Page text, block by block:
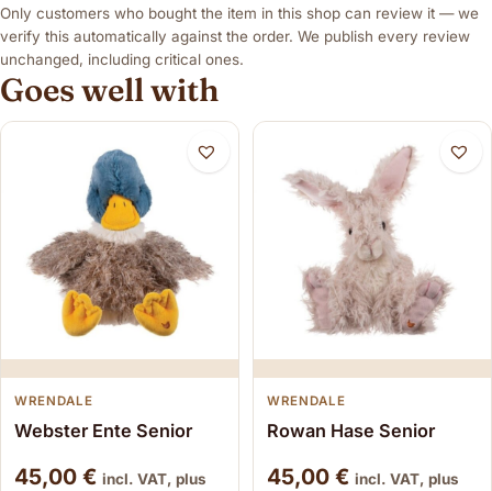
Only customers who bought the item in this shop can review it — we
verify this automatically against the order. We publish every review
unchanged, including critical ones.
Goes well with
WRENDALE
Webster Ente Senior
45,00 € incl. VAT, plus
WRENDALE
Rowan Hase Senior
45,00 € incl. VAT, plus